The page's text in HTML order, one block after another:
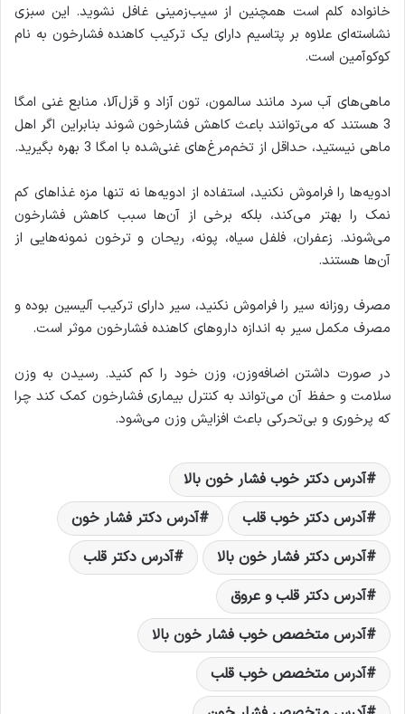
خانواده کلم است همچنین از سیب‌زمینی غافل نشوید. این سبزی
نشاسته‌ای علاوه بر پتاسیم دارای یک ترکیب کاهنده فشارخون به نام
کوکوآمین است.
ماهی‌های آب سرد مانند سالمون، تون آزاد و قزل‌آلا، منابع غنی امگا
3 هستند که می‌توانند باعث کاهش فشارخون شوند بنابراین اگر اهل
ماهی نیستید، حداقل از تخم‌مرغ‌های غنی‌شده با امگا 3 بهره بگیرید.
ادویه‌ها را فراموش نکنید، استفاده از ادویه‌ها نه تنها مزه غذاهای کم
نمک را بهتر می‌کند، بلکه برخی از آن‌ها سبب کاهش فشارخون
می‌شوند. زعفران، فلفل سیاه، پونه، ریحان و ترخون نمونه‌هایی از
آن‌ها هستند.
مصرف روزانه سیر را فراموش نکنید، سیر دارای ترکیب آلیسین بوده و
مصرف مکمل سیر به اندازه داروهای کاهنده فشارخون موثر است.
در صورت داشتن اضافه‌وزن، وزن خود را کم کنید. رسیدن به وزن
سلامت و حفظ آن می‌تواند به کنترل بیماری فشارخون کمک کند چرا
که پرخوری و بی‌تحرکی باعث افزایش وزن می‌شود.
آدرس دکتر خوب فشار خون بالا
آدرس دکتر خوب قلب
آدرس دکتر فشار خون
آدرس دکتر فشار خون بالا
آدرس دکتر قلب
آدرس دکتر قلب و عروق
آدرس متخصص خوب فشار خون بالا
آدرس متخصص خوب قلب